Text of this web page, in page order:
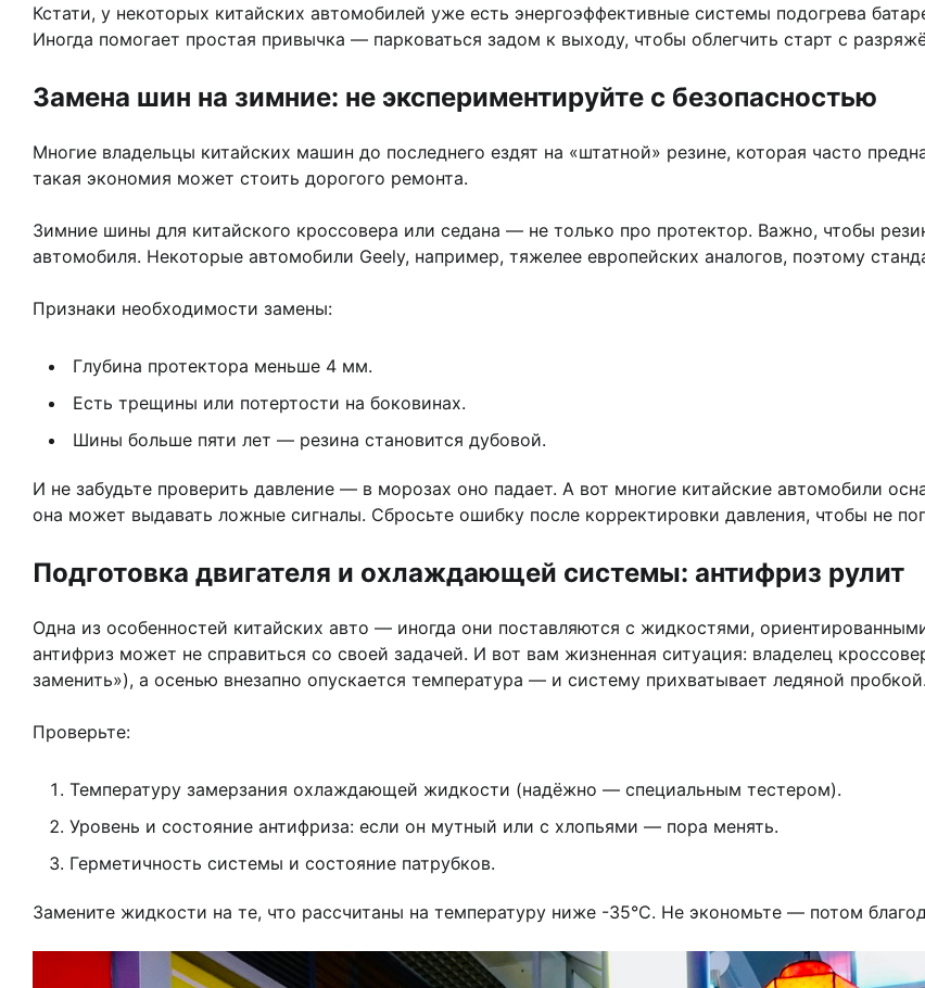
Кстати, у некоторых китайских автомобилей уже есть энергоэффективные системы подогрева
Иногда помогает простая привычка — парковаться задом к выходу, чтобы облегчить старт с
Замена шин на зимние: не экспериментируйте с безопасностью
Многие владельцы китайских машин до последнего ездят на «штатной» резине, которая часто
такая экономия может стоить дорогого ремонта.
Зимние шины для китайского кроссовера или седана — не только про протектор. Важно, чтобы
автомобиля. Некоторые автомобили Geely, например, тяжелее европейских аналогов, поэтому
Признаки необходимости замены:
Глубина протектора меньше 4 мм.
Есть трещины или потертости на боковинах.
Шины больше пяти лет — резина становится дубовой.
И не забудьте проверить давление — в морозах оно падает. А вот многие китайские автомобили
она может выдавать ложные сигналы. Сбросьте ошибку после корректировки давления, чтобы не
Подготовка двигателя и охлаждающей системы: антифриз рулит
Одна из особенностей китайских авто — иногда они поставляются с жидкостями,
антифриз может не справиться со своей задачей. И вот вам жизненная ситуация: владелец
заменить»), а осенью внезапно опускается температура — и систему прихватывает ледяной
Проверьте:
Температуру замерзания охлаждающей жидкости (надёжно — специальным тестером).
Уровень и состояние антифриза: если он мутный или с хлопьями — пора менять.
Герметичность системы и состояние патрубков.
Замените жидкости на те, что рассчитаны на температуру ниже -35°C. Не экономьте — потом